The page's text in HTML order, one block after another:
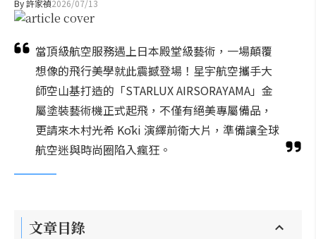
By許家禎2026/07/13
當頂級航空服務遇上日本殿堂級藝術，一場顛覆
想像的飛行美學就此震撼登場！星宇航空攜手大
師空山基打造的「STARLUX AIRSORAYAMA」金
屬塗裝藝術機正式起飛，不僅有絕美專屬備品，
更請來木村光希 Kōki 演繹前衛大片，準備讓全球
航空迷與時尚圈陷入瘋狂。
文章目錄